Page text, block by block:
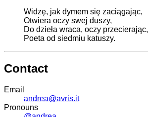
Widzę, jak dymem się zaciągając,
Otwiera oczy swej duszy,
Do dzieła wraca, oczy przecierając,
Poeta od siedmiu katuszy.
Contact
Email
andrea@avris.it
Pronouns